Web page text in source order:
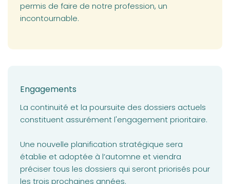
permis de faire de notre profession, un
incontournable.
Engagements
La continuité et la poursuite des dossiers actuels
constituent assurément l'engagement prioritaire.
Une nouvelle planification stratégique sera
établie et adoptée à l’automne et viendra
préciser tous les dossiers qui seront priorisés pour
les trois prochaines années.